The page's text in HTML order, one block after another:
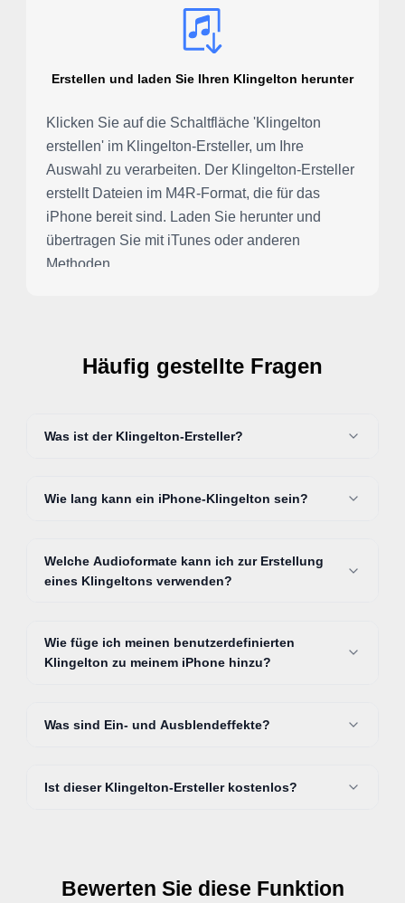
Erstellen und laden Sie Ihren Klingelton herunter
Klicken Sie auf die Schaltfläche 'Klingelton
erstellen' im Klingelton-Ersteller, um Ihre
Auswahl zu verarbeiten. Der Klingelton-Ersteller
erstellt Dateien im M4R-Format, die für das
iPhone bereit sind. Laden Sie herunter und
übertragen Sie mit iTunes oder anderen
Methoden.
Häufig gestellte Fragen
Was ist der Klingelton-Ersteller?
Wie lang kann ein iPhone-Klingelton sein?
Welche Audioformate kann ich zur Erstellung
eines Klingeltons verwenden?
Wie füge ich meinen benutzerdefinierten
Klingelton zu meinem iPhone hinzu?
Was sind Ein- und Ausblendeffekte?
Ist dieser Klingelton-Ersteller kostenlos?
Bewerten Sie diese Funktion